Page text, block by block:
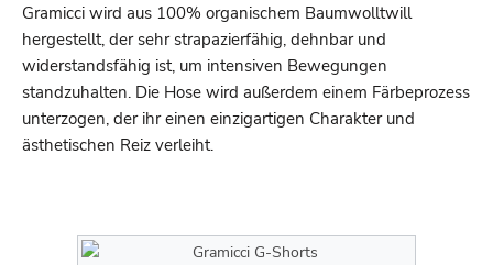
Gramicci wird aus 100% organischem Baumwolltwill
hergestellt, der sehr strapazierfähig, dehnbar und
widerstandsfähig ist, um intensiven Bewegungen
standzuhalten. Die Hose wird außerdem einem Färbeprozess
unterzogen, der ihr einen einzigartigen Charakter und
ästhetischen Reiz verleiht.